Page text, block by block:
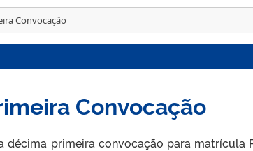
Convocação
Convocação
primeira convocação para matrícula